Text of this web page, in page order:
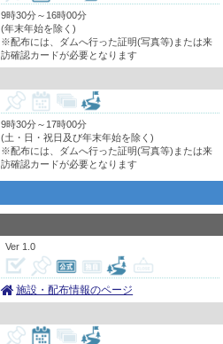
9時30分～16時00分
(年末年始を除く)
※配布には、ダムへ行った証明(写真等)または来
訪確認カードが必要となります
9時30分～17時00分
(土・日・祝日及び年末年始を除く)
※配布には、ダムへ行った証明(写真等)または来
訪確認カードが必要となります
1.0
施設・配布情報のページ